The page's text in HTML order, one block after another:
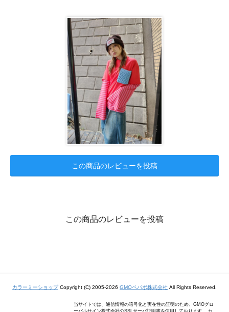
この商品のレビューを投稿
この商品のレビューを投稿
カラーミーショップCopyright (C) 2005-2026 GMOペパボ株式会社 All Rights Reserved.
当サイトでは、通信情報の暗号化と実在性の証明のため、GMOグロ
ーバルサイン株式会社のSSLサーバ証明書を使用しております。 セ